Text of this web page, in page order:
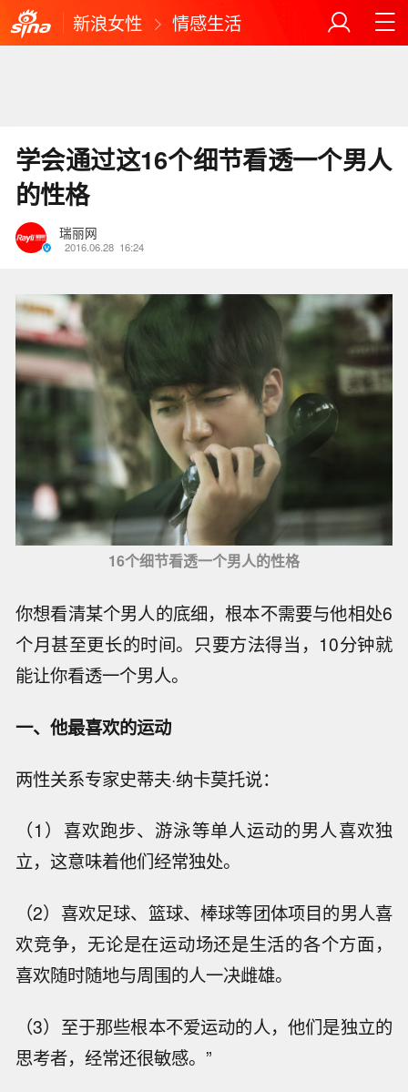
新浪女性 情感生活
学会通过这16个细节看透一个男人
的性格
瑞丽网
2016.06.28 16:24
16个细节看透一个男人的性格
你想看清某个男人的底细，根本不需要与他相处6
个月甚至更长的时间。只要方法得当，10分钟就
能让你看透一个男人。
一、他最喜欢的运动
两性关系专家史蒂夫·纳卡莫托说：
（1）喜欢跑步、游泳等单人运动的男人喜欢独
立，这意味着他们经常独处。
（2）喜欢足球、篮球、棒球等团体项目的男人喜
欢竞争，无论是在运动场还是生活的各个方面，
喜欢随时随地与周围的人一决雌雄。
（3）至于那些根本不爱运动的人，他们是独立的
思考者，经常还很敏感。”